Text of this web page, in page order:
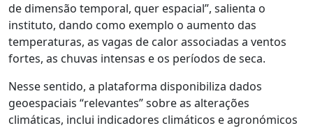
de dimensão temporal, quer espacial”, salienta o
instituto, dando como exemplo o aumento das
temperaturas, as vagas de calor associadas a ventos
fortes, as chuvas intensas e os períodos de seca.
Nesse sentido, a plataforma disponibiliza dados
geoespaciais “relevantes” sobre as alterações
climáticas, inclui indicadores climáticos e agronómicos